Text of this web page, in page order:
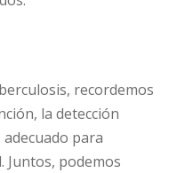
recordemos
la detección
para
Juntos, podemos